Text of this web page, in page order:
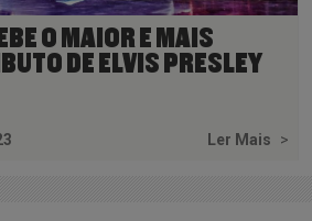
O MAIOR E MAIS
DE ELVIS PRESLEY
Ler Mais >